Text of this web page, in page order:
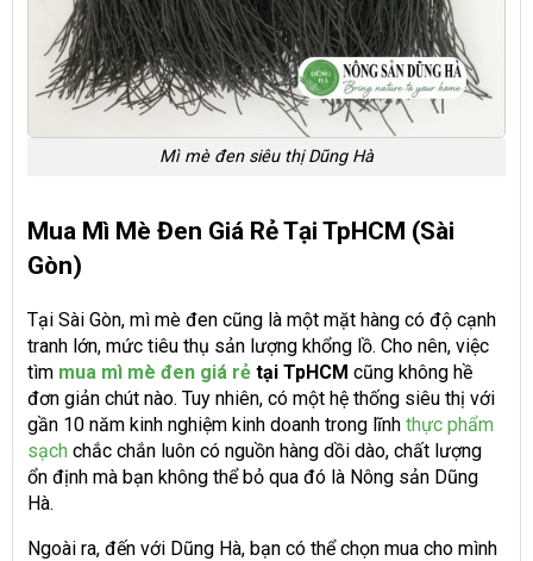
Mì mè đen siêu thị Dũng Hà
Mua Mì Mè Đen Giá Rẻ Tại TpHCM (Sài
Gòn)
Tại Sài Gòn, mì mè đen cũng là một mặt hàng có độ cạnh
tranh lớn, mức tiêu thụ sản lượng khổng lồ. Cho nên, việc
tìm mua mì mè đen giá rẻ tại TpHCM cũng không hề
đơn giản chút nào. Tuy nhiên, có một hệ thống siêu thị với
gần 10 năm kinh nghiệm kinh doanh trong lĩnh thực phẩm
sạch chắc chắn luôn có nguồn hàng dồi dào, chất lượng
ổn định mà bạn không thể bỏ qua đó là Nông sản Dũng
Hà.
Ngoài ra, đến với Dũng Hà, bạn có thể chọn mua cho mình